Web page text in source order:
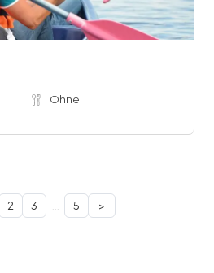
Ohne
2 3 … 5 >